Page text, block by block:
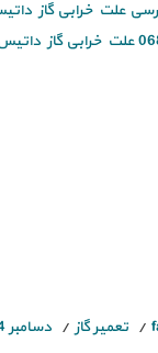
آریا سرویس تماس [...]
تعمیر گاز دسامبر 4, 2023